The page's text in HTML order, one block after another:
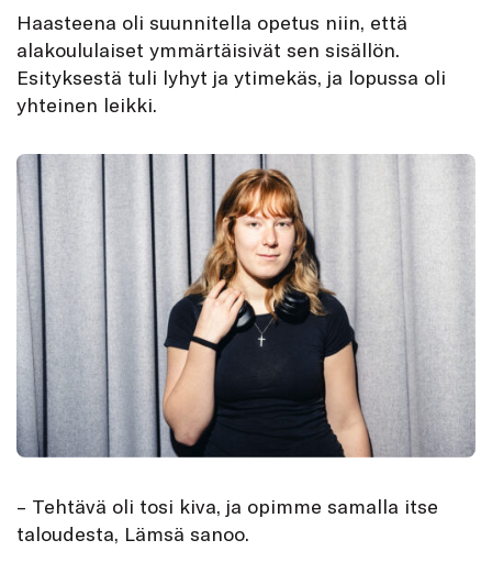
Haasteena oli suunnitella opetus niin, että
alakoululaiset ymmärtäisivät sen sisällön.
Esityksestä tuli lyhyt ja ytimekäs, ja lopussa oli
yhteinen leikki.
– Tehtävä oli tosi kiva, ja opimme samalla itse
taloudesta, Lämsä sanoo.